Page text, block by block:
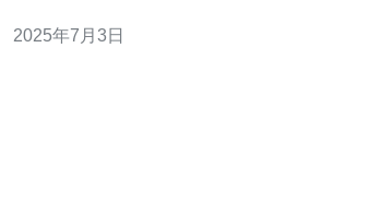
越来越受到欢迎。 台湾VPS合租服务有着许多优势。首
2025年7月3日